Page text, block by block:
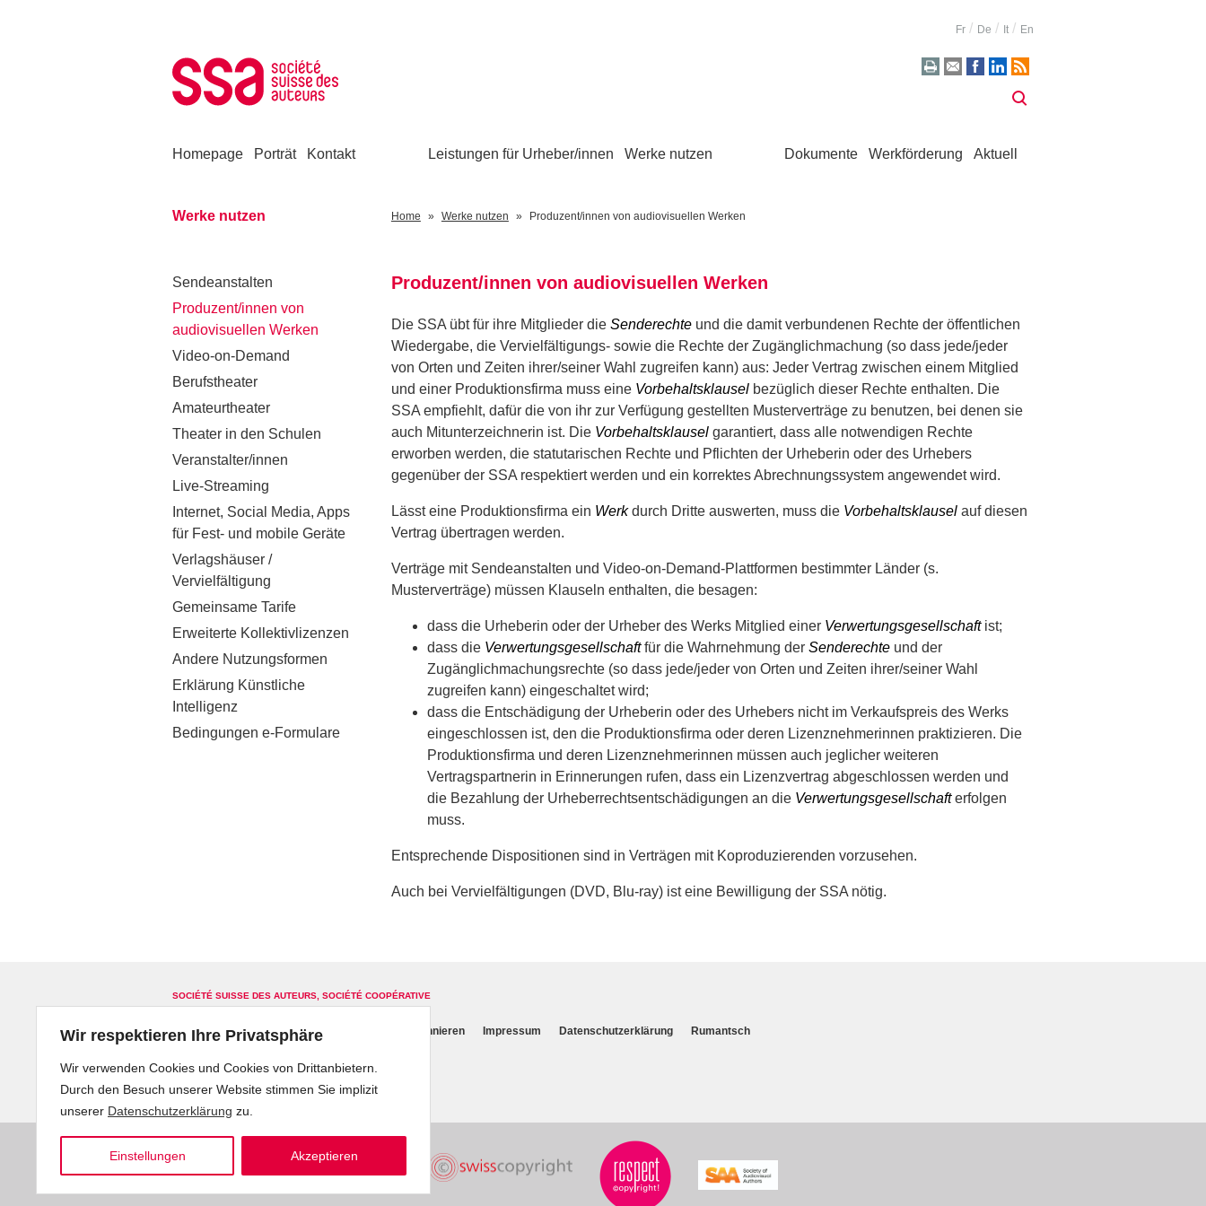
Wir respektieren Ihre Privatsphäre
Wir verwenden Cookies und Cookies von Drittanbietern.
Durch den Besuch unserer Website stimmen Sie implizit
unserer Datenschutzerklärung zu.
Einstellungen Akzeptieren
Fr De It En
Homepage Porträt Kontakt Leistungen für Urheber/innen Werke nutzen Dokumente Werkförderung Aktuell
Werke nutzen
Sendeanstalten
Produzent/innen von
audiovisuellen Werken
Video-on-Demand
Berufstheater
Amateurtheater
Theater in den Schulen
Veranstalter/innen
Live-Streaming
Internet, Social Media, Apps
für Fest- und mobile Geräte
Verlagshäuser /
Vervielfältigung
Gemeinsame Tarife
Erweiterte Kollektivlizenzen
Andere Nutzungsformen
Erklärung Künstliche
Intelligenz
Bedingungen e-Formulare
Home Werke nutzen Produzent/innen von audiovisuellen Werken
Produzent/innen von audiovisuellen Werken
Die SSA übt für ihre Mitglieder die Senderechteund die damit verbundenen Rechte der öffentlichen
Wiedergabe, die Vervielfältigungs- sowie die Rechte der Zugänglichmachung (so dass jede/jeder
von Orten und Zeiten ihrer/seiner Wahl zugreifen kann) aus: Jeder Vertrag zwischen einem Mitglied
und einer Produktionsfirma muss eine Vorbehaltsklauselbezüglich dieser Rechte enthalten. Die
SSA empfiehlt, dafür die von ihr zur Verfügung gestellten Musterverträge zu benutzen, bei denen sie
auch Mitunterzeichnerin ist. Die Vorbehaltsklauselgarantiert, dass alle notwendigen Rechte
erworben werden, die statutarischen Rechte und Pflichten der Urheberin oder des Urhebers
gegenüber der SSA respektiert werden und ein korrektes Abrechnungssystem angewendet wird.
Lässt eine Produktionsfirma ein Werkdurch Dritte auswerten, muss die Vorbehaltsklauselauf diesen
Vertrag übertragen werden.
Verträge mit Sendeanstalten und Video-on-Demand-Plattformen bestimmter Länder (s.
Musterverträge) müssen Klauseln enthalten, die besagen:
dass die Urheberin oder der Urheber des Werks Mitglied einer Verwertungsgesellschaftist;
dass die Verwertungsgesellschaftfür die Wahrnehmung der Senderechteund der
Zugänglichmachungsrechte (so dass jede/jeder von Orten und Zeiten ihrer/seiner Wahl
zugreifen kann) eingeschaltet wird;
dass die Entschädigung der Urheberin oder des Urhebers nicht im Verkaufspreis des Werks
eingeschlossen ist, den die Produktionsfirma oder deren Lizenznehmerinnen praktizieren. Die
Produktionsfirma und deren Lizenznehmerinnen müssen auch jeglicher weiteren
Vertragspartnerin in Erinnerungen rufen, dass ein Lizenzvertrag abgeschlossen werden und
die Bezahlung der Urheberrechtsentschädigungen an die Verwertungsgesellschafterfolgen
muss.
Entsprechende Dispositionen sind in Verträgen mit Koproduzierenden vorzusehen.
Auch bei Vervielfältigungen (DVD, Blu-ray) ist eine Bewilligung der SSA nötig.
SOCIÉTÉ SUISSE DES AUTEURS, SOCIÉTÉ COOPÉRATIVE
Glossar Sitemap Kontakt Newsletter abonnieren Impressum Datenschutzerklärung Rumantsch